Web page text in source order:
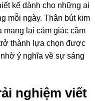
kế dành cho những ai
mỗi ngày. Thân bút kim
mang lại cảm giác cầm
thành lựa chọn được
nhờ ý nghĩa về sự sáng
nghiệm viết